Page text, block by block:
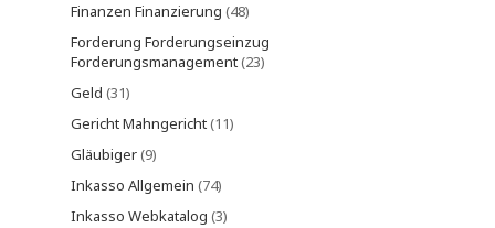
Finanzen Finanzierung (48)
Forderung Forderungseinzug
Forderungsmanagement(23)
Geld (31)
Gericht Mahngericht(11)
Gläubiger(9)
Inkasso Allgemein (74)
Inkasso Webkatalog (3)